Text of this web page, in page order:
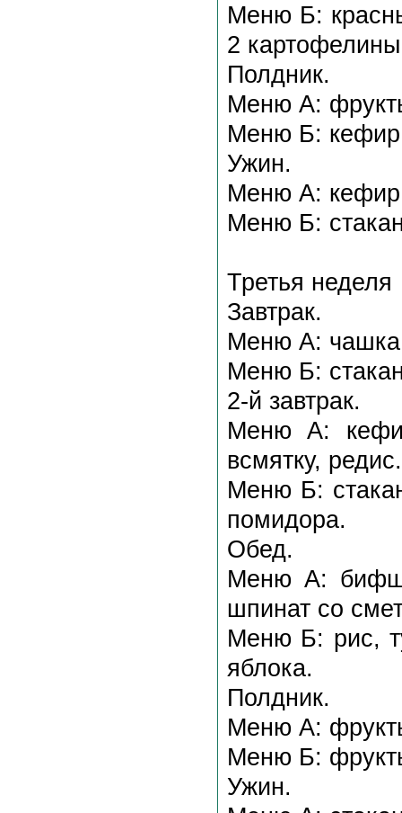
Меню Б:
2
Полдник.
Меню А:
Меню Б: кефир
Ужин.
Меню А:
Меню Б:
Третья неделя
Завтрак.
Меню А: чашка
Меню Б:
2-й завтрак.
Меню А:
всмятку, редис.
Меню Б:
помидора.
Обед.
Меню А:
шпинат со
Меню Б: рис,
яблока.
Полдник.
Меню А:
Меню Б:
Ужин.